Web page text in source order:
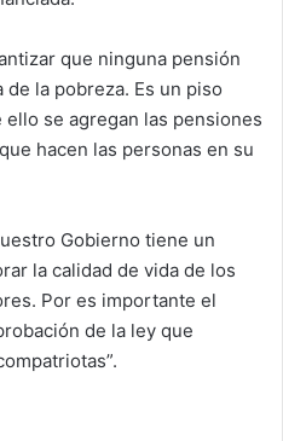
que ninguna pensión
la pobreza. Es un piso
se agregan las pensiones
hacen las personas en su
Gobierno tiene un
la calidad de vida de los
Por es importante el
de la ley que